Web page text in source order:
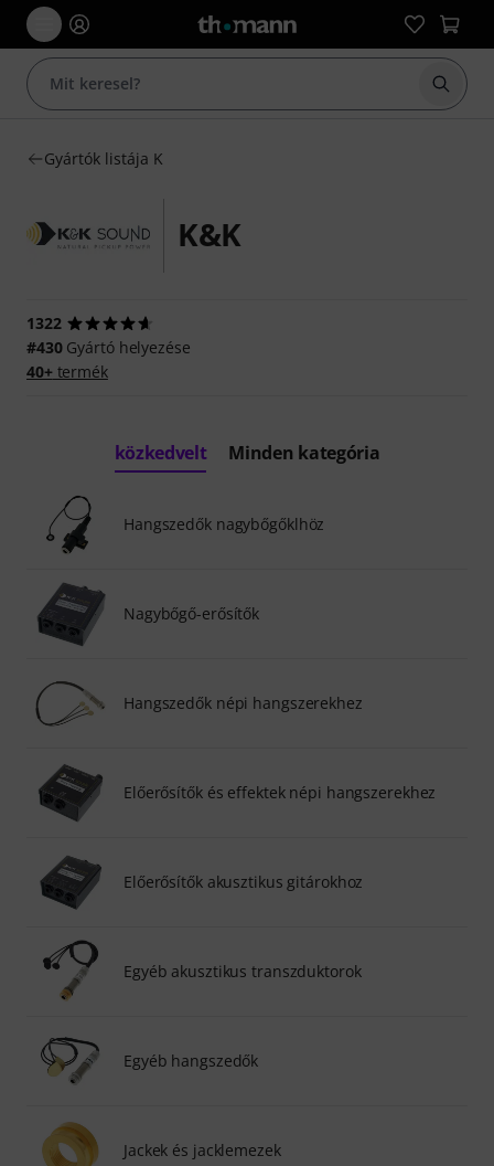
Gyártók listája K
K&K
1322
#430Gyártó helyezése
40+termék
közkedvelt Minden kategória
Hangszedők nagybőgőklhöz
Nagybőgő-erősítők
Hangszedők népi hangszerekhez
Előerősítők és effektek népi hangszerekhez
Előerősítők akusztikus gitárokhoz
Egyéb akusztikus transzduktorok
Egyéb hangszedők
Jackek és jacklemezek